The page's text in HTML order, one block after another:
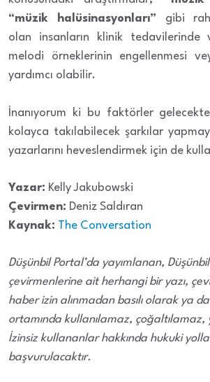
“müzik halüsinasyonları” gibi
olan insanların klinik tedavilerinde
melodi örneklerinin engellenmesi
yardımcı olabilir.
İnanıyorum ki bu faktörler
kolayca takılabilecek şarkılar
yazarlarını heveslendirmek için de
Yazar: Kelly Jakubowski
Çevirmen: Deniz Saldıran
Kaynak: The Conversation
Düşünbil Portal’da yayımlanan,
çevirmenlerine ait herhangi bir yazı,
haber izin alınmadan basılı olarak ya
ortamında kullanılamaz, çoğaltılamaz,
İzinsiz kullananlar hakkında hukuki
başvurulacaktır.